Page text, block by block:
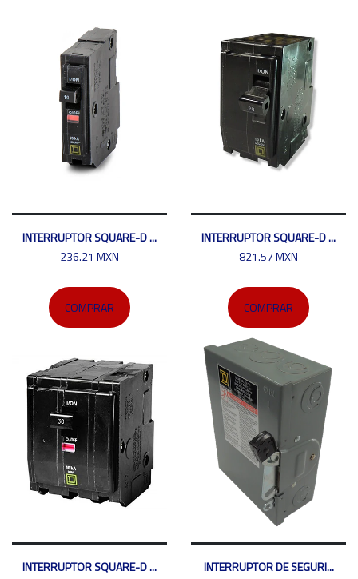
INTERRUPTOR SQUARE-D ...
236.21 MXN
COMPRAR
INTERRUPTOR SQUARE-D ...
821.57 MXN
COMPRAR
INTERRUPTOR SQUARE-D ...
INTERRUPTOR DE SEGURI...